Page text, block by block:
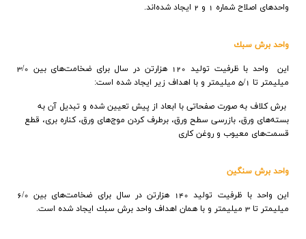
واحدهای اصلاح شماره 1 و 2 ايجاد شده‌اند
.
واحد برش سبك
اين
واحد با ظرفيت توليد 120 هزارتن در سال براي ضخامت‌هاي بين 3/0
ميليمتر تا 5/1 ميليمتر و با اهداف زير ايجاد شده است:
برش كلاف به صورت صفحاتي با ابعاد از پيش تعيين شده و تبدیل آن به
بسته‌هاي ورق، بازرسي سطح ورق، برطرف كردن موج‌هاي ورق، كناره بري، قطع
قسمت‌هاي معيوب و روغن كاري
واحد برش سنگين
اين واحد با ظرفيت توليد 140 هزارتن در سال براي ضخامت‌هاي بين 6/0
ميليمتر تا 3 ميليمتر و با همان اهداف واحد برش سبك ايجاد شده است
.